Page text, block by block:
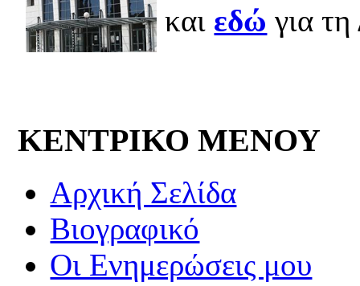
και εδώ για
ΚΕΝΤΡΙΚΟ ΜΕΝΟΥ
Αρχική Σελίδα
Βιογραφικό
Οι Ενημερώσεις μου